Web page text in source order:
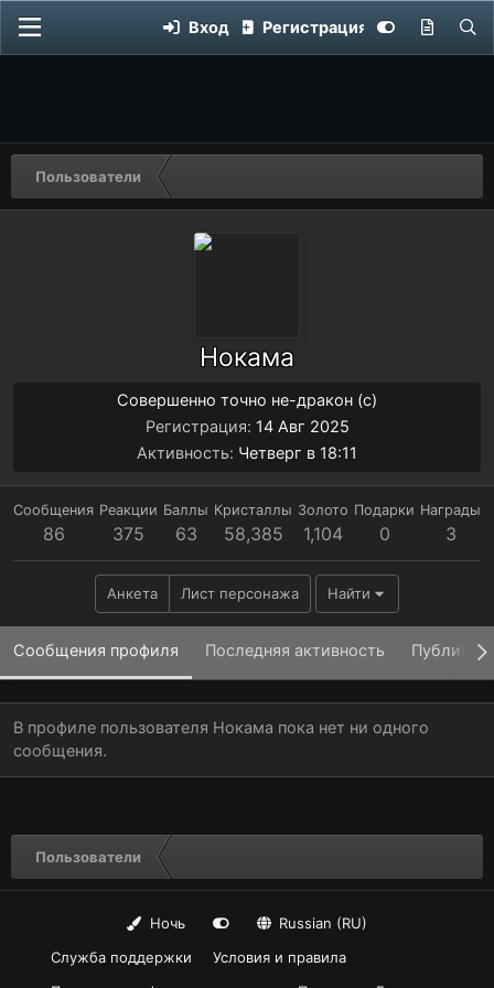
Вход Регистрация
Пользователи
Нокама
Совершенно точно не-дракон (с)
Регистрация 14 Авг 2025
Активность Четверг в 18:11
Сообщения
86
Реакции
375
Баллы
63
Кристаллы
58,385
Золото
1,104
Подарки
0
Награды
3
Анкета Лист персонажа Найти
Сообщения профиля Последняя активность
В профиле пользователя Нокама пока нет ни одного
сообщения.
Пользователи
Ночь
Russian (RU)
Служба поддержки
Условия и правила